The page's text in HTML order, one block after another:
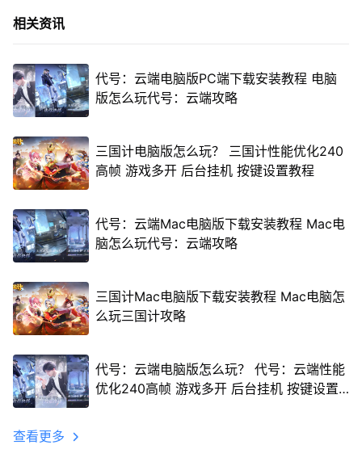
相关资讯
代号：云端电脑版PC端下载安装教程 电脑
版怎么玩代号：云端攻略
三国计电脑版怎么玩？ 三国计性能优化240
高帧 游戏多开 后台挂机 按键设置教程
代号：云端Mac电脑版下载安装教程 Mac电
脑怎么玩代号：云端攻略
三国计Mac电脑版下载安装教程 Mac电脑怎
么玩三国计攻略
代号：云端电脑版怎么玩？ 代号：云端性能
优化240高帧 游戏多开 后台挂机 按键设置
查看更多